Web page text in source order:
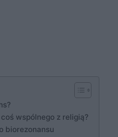
wspólnego z religią?
biorezonansu